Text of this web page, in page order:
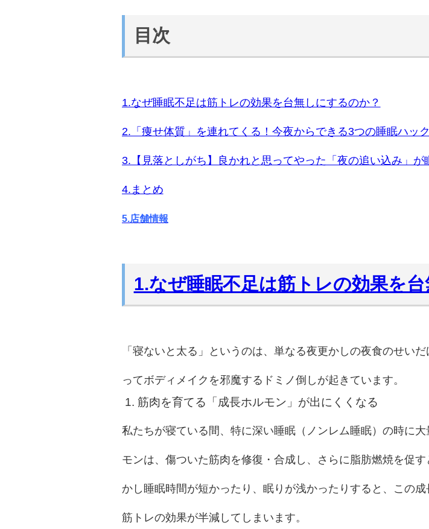
目次
1.なぜ睡眠不足は筋トレの効果を台無しにするのか？
2.「痩せ体質」を連れてくる！今夜からできる3つの睡眠ハック
3.【見落としがち】良かれと思ってやった「夜の追い込み」が
4.まとめ
5.店舗情報
1.なぜ睡眠不足は筋トレの効果を
「寝ないと太る」というのは、単なる夜更かしの夜食のせい
ってボディメイクを邪魔するドミノ倒しが起きています。
1. 筋肉を育てる「成長ホルモン」が出にくくなる
私たちが寝ている間、特に深い睡眠（ノンレム睡眠）の時に
モンは、傷ついた筋肉を修復・合成し、さらに脂肪燃焼を促
かし睡眠時間が短かったり、眠りが浅かったりすると、この
筋トレの効果が半減してしまいます。